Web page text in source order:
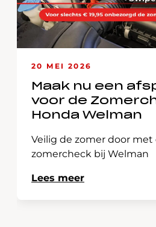
20 MEI 2026
Maak nu een
voor de
Honda Welman
Veilig de zomer door met
zomercheck bij Welman
Lees meer